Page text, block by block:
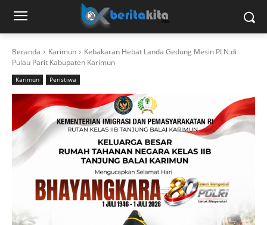
Beranda Karimun
Kebakaran Hebat Landa Gedung Mesin PLN di
Pulau Parit Kabupaten Karimun
Karimun Peristiwa